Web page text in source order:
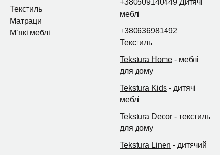
Текстиль
Матраци
Мʼякі меблі
+380509140449 Дитячі
меблі
+380636981492
Текстиль
Tekstura Home - меблі
для дому
Tekstura Kids - дитячі
меблі
Tekstura Decor - текстиль
для дому
Tekstura Linen - дитячий